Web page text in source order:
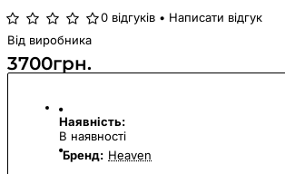
0 відгуків • Написати відгук
Від виробника
3700грн.
Наявність:
В наявності
Бренд: Heaven